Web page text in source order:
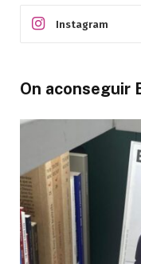
Instagram
On aconseguir